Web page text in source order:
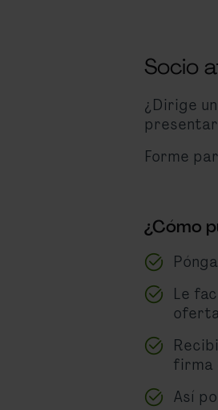
Socio
¿Dirige
Forme
¿Cómo
Le
firma
Así